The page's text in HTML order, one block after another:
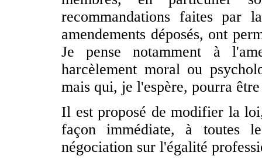
recommandations faites par
amendements déposés, ont
Je pense notamment à
harcèlement moral ou
mais qui, je l'espère, pourra
Il est proposé de modifier la
façon immédiate, à toutes
négociation sur l'égalité